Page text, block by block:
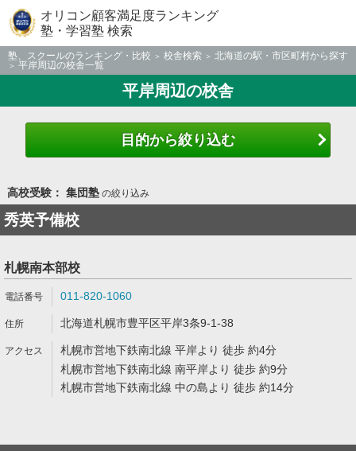
オリコン顧客満足度ランキング
塾・学習塾 検索
塾、スクールのランキング・比較 校舎検索
北海道の駅・市区町村から探す
平岸周辺の校舎一覧
平岸周辺の校舎
目的から絞り込む
高校受験： 集団塾の絞り込み
秀英予備校
札幌南本部校
011-820-1060
北海道札幌市豊平区平岸3条9-1-38
札幌市営地下鉄南北線 平岸より 徒歩 約4分
札幌市営地下鉄南北線 南平岸より 徒歩 約9分
札幌市営地下鉄南北線 中の島より 徒歩 約14分